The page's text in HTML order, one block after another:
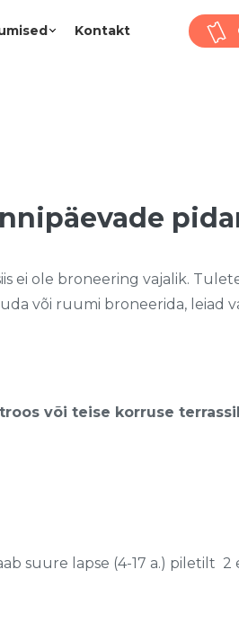
Kontakt
ei ole broneering vajalik.
või ruumi broneerida, leiad
või teise korruse
suure lapse (4-17 a.) piletilt 2